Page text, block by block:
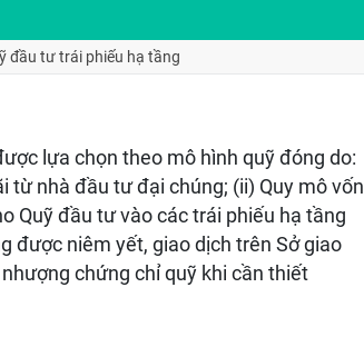
đầu tư trái phiếu hạ tầng
lựa chọn theo mô hình quỹ đóng do:
từ nhà đầu tư đại chúng; (ii) Quy mô vốn
Quỹ đầu tư vào các trái phiếu hạ tầng
được niêm yết, giao dịch trên Sở giao
chứng chỉ quỹ khi cần thiết